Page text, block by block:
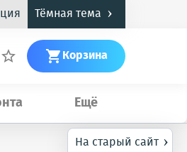
На старый сайт ›
Тёмная тема ›
 Корзина
Ещё